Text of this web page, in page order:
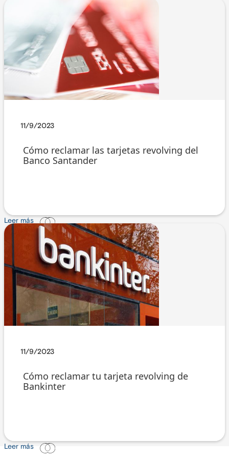
11/9/2023
Cómo reclamar las tarjetas revolving del
Banco Santander
Leer más
11/9/2023
Cómo reclamar tu tarjeta revolving de
Bankinter
Leer más